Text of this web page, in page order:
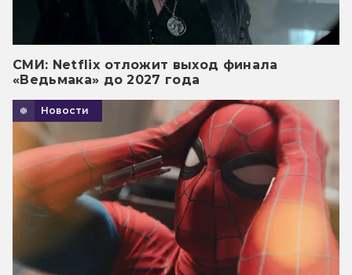
СМИ: Netflix отложит выход финала
«Ведьмака» до 2027 года
Новости